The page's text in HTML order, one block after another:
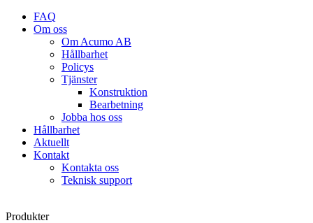
FAQ
Om oss
Om Acumo AB
Hållbarhet
Policys
Tjänster
Konstruktion
Bearbetning
Jobba hos oss
Hållbarhet
Aktuellt
Kontakt
Kontakta oss
Teknisk support
Produkter